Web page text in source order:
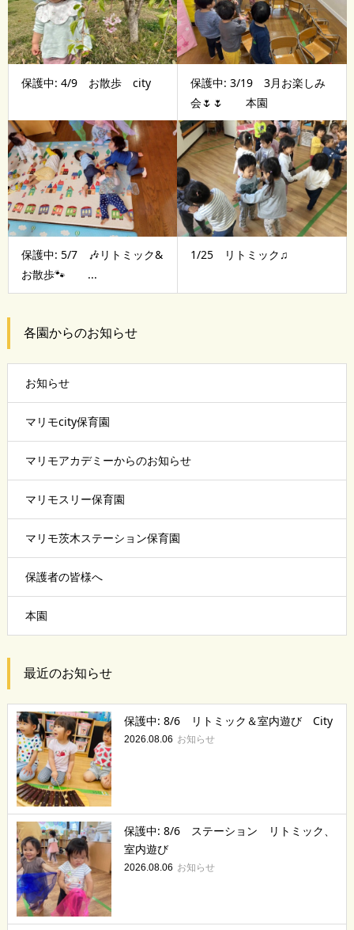
保護中: 4/9 お散歩 city
保護中: 3/19 3月お楽しみ
会🌷🌷 本園
保護中: 5/7 🎶リトミック&
お散歩🐾 ...
1/25 リトミック♫
各園からのお知らせ
お知らせ
マリモcity保育園
マリモアカデミーからのお知らせ
マリモスリー保育園
マリモ茨木ステーション保育園
保護者の皆様へ
本園
最近のお知らせ
保護中: 8/6 リトミック＆室内遊び City
2026.08.06 お知らせ
保護中: 8/6 ステーション リトミック、
室内遊び
2026.08.06 お知らせ